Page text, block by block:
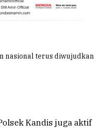
nasional terus diwujudkan
Kandis juga aktif